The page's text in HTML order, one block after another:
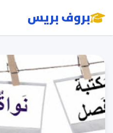
بروف بريس